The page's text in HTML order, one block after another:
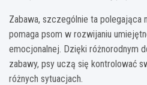
Zabawa, szczególnie ta polegająca
pomaga psom w rozwijaniu
emocjonalnej. Dzięki różnorodnym
zabawy, psy uczą się kontrolować
różnych sytuacjach.